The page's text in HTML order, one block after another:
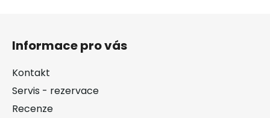
Informace pro vás
Kontakt
Servis - rezervace
Recenze